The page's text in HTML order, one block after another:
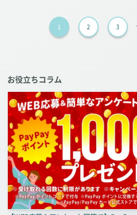
1 2 3
お役立ちコラム